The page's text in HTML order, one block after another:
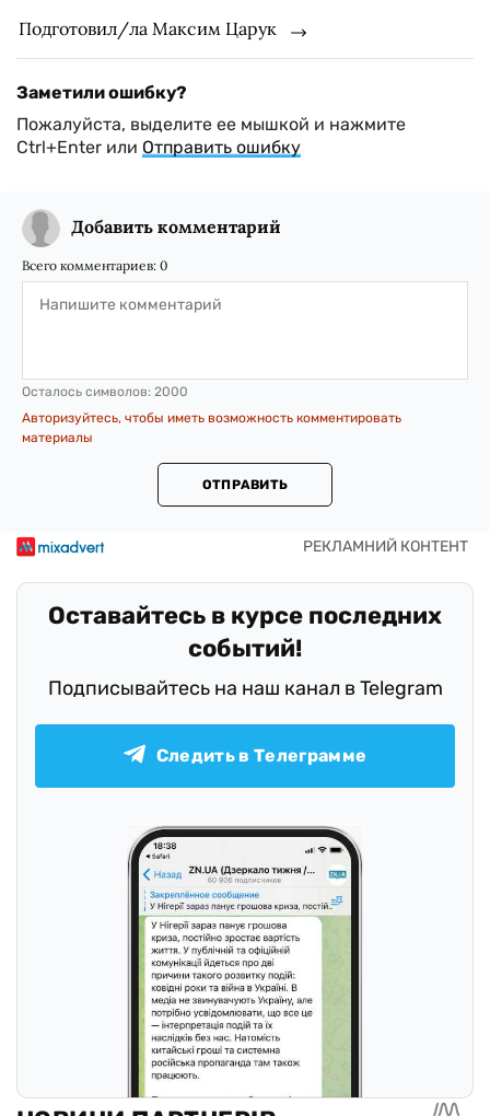
Подготовил/ла Максим Царук
Заметили ошибку?
Пожалуйста, выделите ее мышкой и нажмите
Ctrl+Enter или Отправить ошибку
Добавить комментарий
Всего комментариев: 0
Осталось символов: 2000
Авторизуйтесь, чтобы иметь возможность комментировать
материалы
ОТПРАВИТЬ
Оставайтесь в курсе последних
событий!
Подписывайтесь на наш канал в Telegram
Следить в Телеграмме